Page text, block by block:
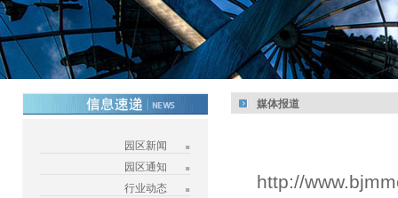
园区新闻
园区通知
行业动态
媒体报道
http://